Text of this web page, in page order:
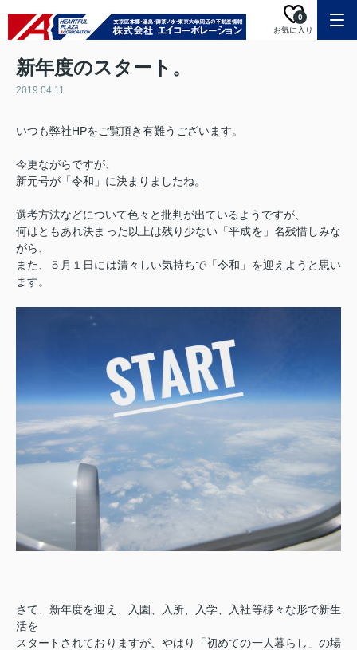
お気に入り
0
新年度のスタート。
2019.04.11
いつも弊社HPをご覧頂き有難うございます。
今更ながらですが、
新元号が「令和」に決まりましたね。
選考方法などについて色々と批判が出ているようですが、
何はともあれ決まった以上は残り少ない「平成を」名残惜しみな
がら、
また、５月１日には清々しい気持ちで「令和」を迎えようと思い
ます。
さて、新年度を迎え、入園、入所、入学、入社等様々な形で新生
活を
スタートされておりますが、やはり「初めての一人暮らし」の場